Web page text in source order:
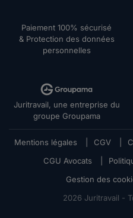
Paiement 100% sécurisé
& Protection des données
personnelles
Juritravail, une entreprise du
groupe Groupama
Mentions légales CGV
CGU Avocats
Gestion des
2026 Juritravail -